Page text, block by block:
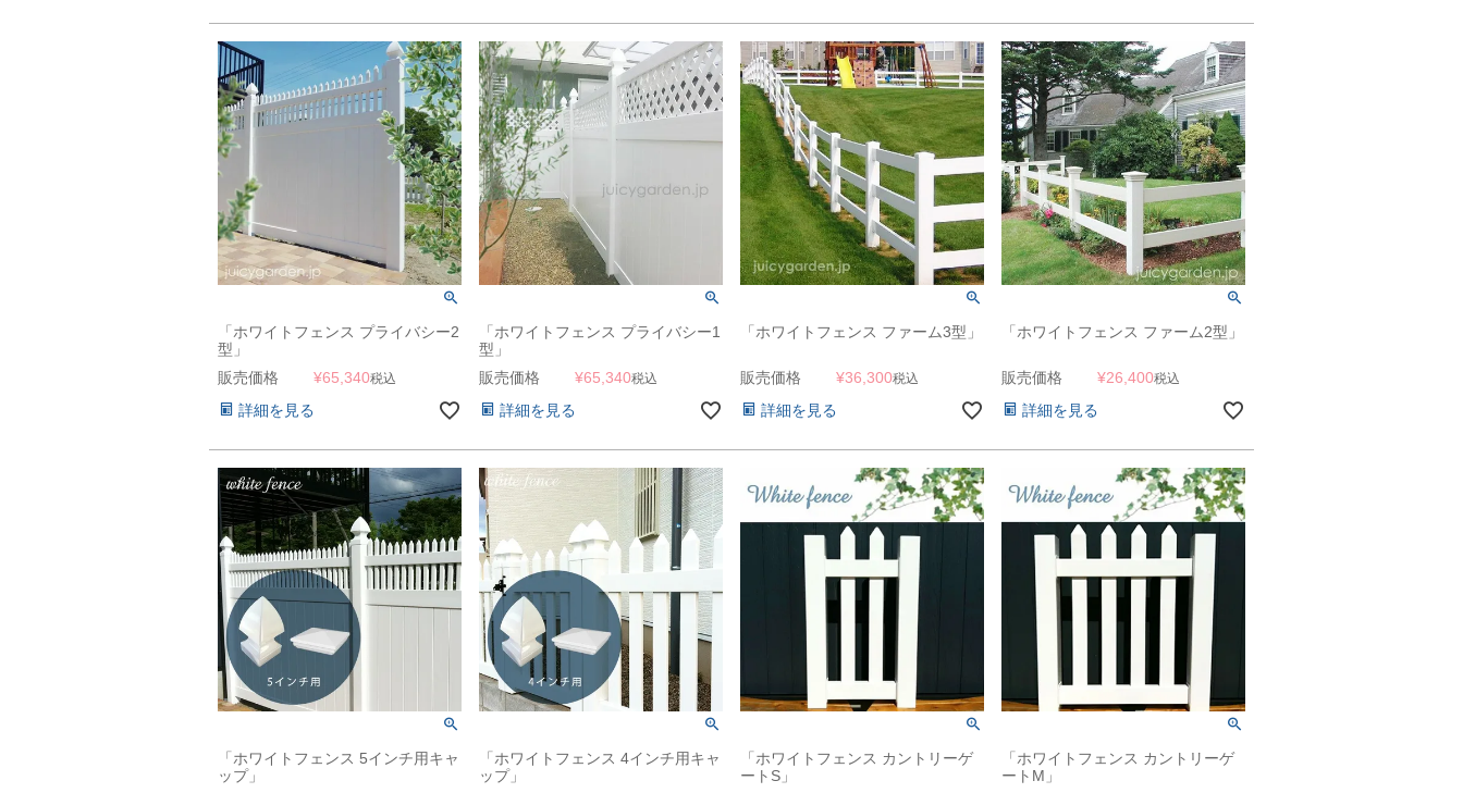
「ホワイトフェンス プライバシー2
型」
販売価格
¥65,340税込
詳細を見る
「ホワイトフェンス プライバシー1
型」
販売価格
¥65,340税込
詳細を見る
「ホワイトフェンス ファーム3型」
販売価格 ¥36,300税込
詳細を見る
「ホワイトフェンス ファーム2型」
販売価格 ¥26,400税込
詳細を見る
「ホワイトフェンス 5インチ用キャ
ップ」
「ホワイトフェンス 4インチ用キャ
ップ」
「ホワイトフェンス カントリーゲ
ートS」
「ホワイトフェンス カントリーゲ
ートM」